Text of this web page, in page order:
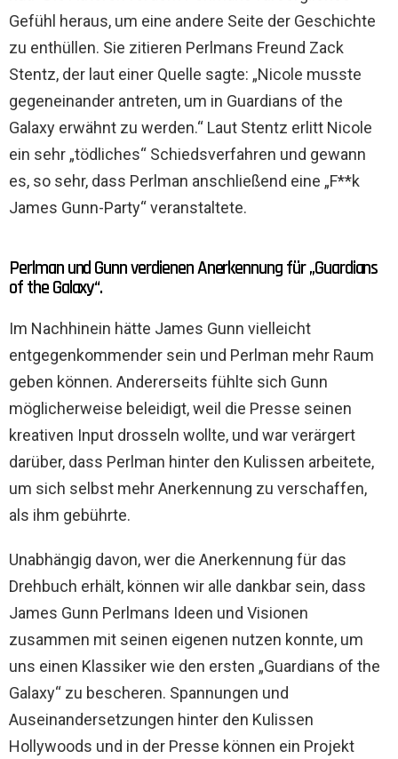
Gefühl heraus, um eine andere Seite der Geschichte
zu enthüllen. Sie zitieren Perlmans Freund Zack
Stentz, der laut einer Quelle sagte: „Nicole musste
gegeneinander antreten, um in Guardians of the
Galaxy erwähnt zu werden.“ Laut Stentz erlitt Nicole
ein sehr „tödliches“ Schiedsverfahren und gewann
es, so sehr, dass Perlman anschließend eine „F**k
James Gunn-Party“ veranstaltete.
Perlman und Gunn verdienen Anerkennung für „Guardians
of the Galaxy“.
Im Nachhinein hätte James Gunn vielleicht
entgegenkommender sein und Perlman mehr Raum
geben können. Andererseits fühlte sich Gunn
möglicherweise beleidigt, weil die Presse seinen
kreativen Input drosseln wollte, und war verärgert
darüber, dass Perlman hinter den Kulissen arbeitete,
um sich selbst mehr Anerkennung zu verschaffen,
als ihm gebührte.
Unabhängig davon, wer die Anerkennung für das
Drehbuch erhält, können wir alle dankbar sein, dass
James Gunn Perlmans Ideen und Visionen
zusammen mit seinen eigenen nutzen konnte, um
uns einen Klassiker wie den ersten „Guardians of the
Galaxy“ zu bescheren. Spannungen und
Auseinandersetzungen hinter den Kulissen
Hollywoods und in der Presse können ein Projekt